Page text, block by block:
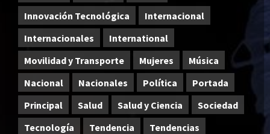
Innovación Tecnológica
Internacional
Internacionales
International
Movilidad y Transporte
Mujeres
Música
Nacional
Nacionales Política
Portada
Principal
Salud Salud y Ciencia
Sociedad
Tecnología
Tendencia
Tendencias